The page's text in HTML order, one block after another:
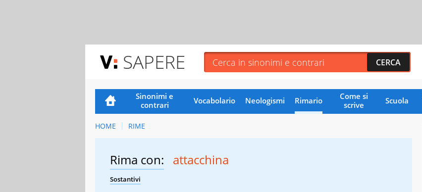
SAPERE
Sinonimi e
contrari
Vocabolario Neologismi Rimario
Come si
scrive
Scuola
HOME RIME
Rima con: attacchina
Sostantivi